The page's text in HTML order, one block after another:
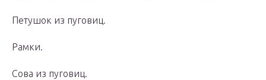
Петушок из пуговиц.
Рамки.
Сова из пуговиц.